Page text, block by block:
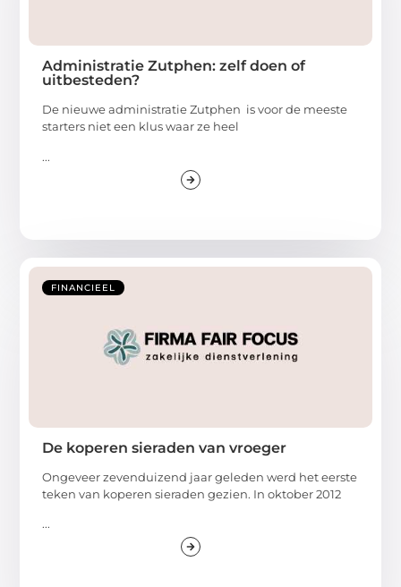
Administratie Zutphen: zelf doen of
uitbesteden?
De nieuwe administratie Zutphen is voor de meeste
starters niet een klus waar ze heel
...
FINANCIEEL
De koperen sieraden van vroeger
Ongeveer zevenduizend jaar geleden werd het eerste
teken van koperen sieraden gezien. In oktober 2012
...